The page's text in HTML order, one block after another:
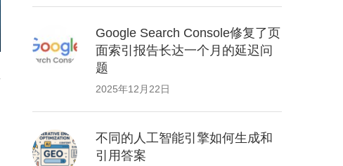
Google Search Console修复了页
面索引报告长达一个月的延迟问
题
2025年12月22日
不同的人工智能引擎如何生成和
引用答案